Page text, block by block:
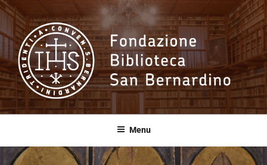
Salta
contenuto
Fondazione
Biblioteca San
Bernardino
Menu